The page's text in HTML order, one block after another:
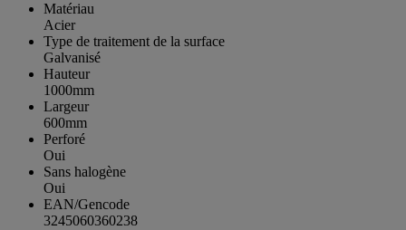
Matériau
Acier
Type de traitement de la surface
Galvanisé
Hauteur
1000mm
Largeur
600mm
Perforé
Oui
Sans halogène
Oui
EAN/Gencode
3245060360238